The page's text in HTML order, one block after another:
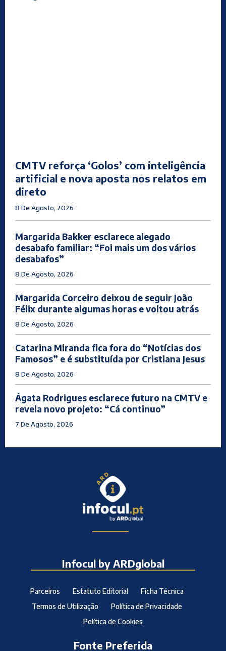
CMTV reforça ‘Golos’ com inteligência
artificial e nova aposta nos relatos em
direto
8 De Agosto, 2026
Margarida Bakker esclarece alegado
desabafo familiar: “Foi mais um dos vários
desabafos”
8 De Agosto, 2026
Margarida Corceiro deixou de seguir João
Félix durante algumas horas e voltou atrás
8 De Agosto, 2026
Catarina Miranda fica fora do “Notícias dos
Famosos” e é substituída por Cristiana Jesus
8 De Agosto, 2026
Ágata Rodrigues esclarece futuro na CMTV e
revela novo projeto: “Cá continuo”
7 De Agosto, 2026
Infocul by ARDglobal
Parceiros Estatuto Editorial
Ficha Técnica
Termos de Utilização
Política de Privacidade
Política de Cookies
Fonte Preferida